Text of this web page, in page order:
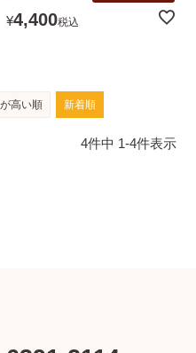
¥4,400税込
高い順 新着順
4件中 1-4件表示